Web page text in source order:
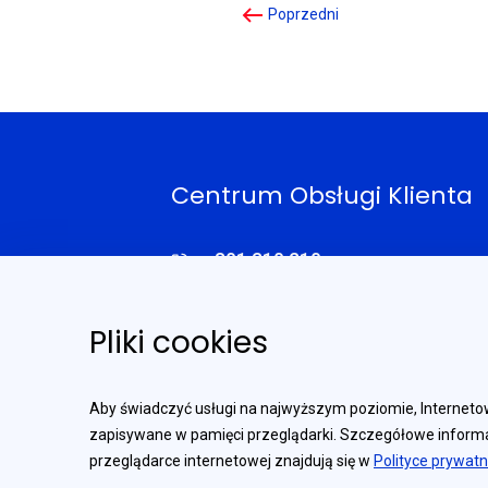
Pliki cookies
Aby świadczyć usługi na najwyższym poziomie,
zapisywane w pamięci przeglądarki. Szczegółowe
przeglądarce internetowej znajdują się w Polityce
Poprzedni
Centrum Obsługi Klienta
801 310 210
+48 81 535 66 55
Infolinia czynna od poniedziałku do piątku
od godziny: 8:00 do 17:00 (z wyjątkiem dni
świątecznych)